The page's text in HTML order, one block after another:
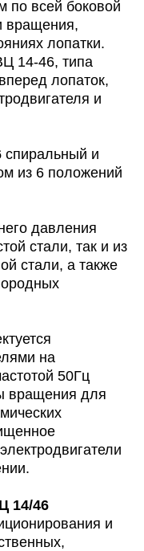
по всей боковой
вращения,
лопатки.
14-46, типа
лопаток,
и
спиральный и
из 6 положений
давления
стали, так и из
стали, а также
на
50Гц
вращения для
14/46
и